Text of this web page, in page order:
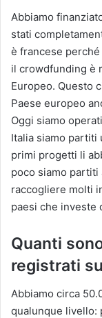
Abbiamo
stati
è francese perché
il crowdfunding è
Europeo. Questo
Paese europeo
Oggi siamo
Italia siamo partiti
primi progetti li
poco siamo partiti
raccogliere molti
paesi che investe
Quanti
registrati
Abbiamo circa
qualunque livello: